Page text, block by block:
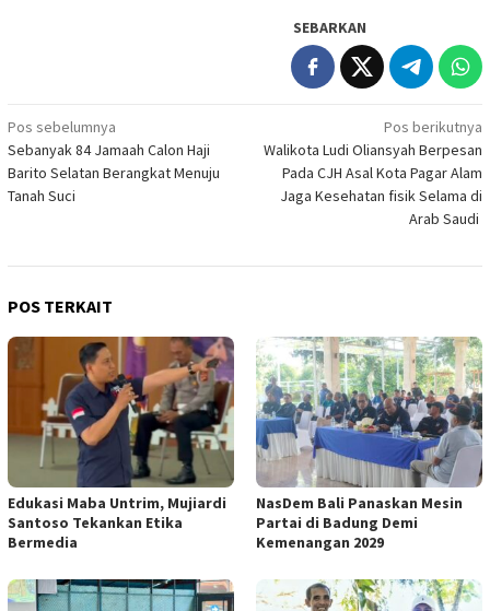
SEBARKAN
Navigasi
pos
Pos sebelumnya
Sebanyak 84 Jamaah Calon Haji
Barito Selatan Berangkat Menuju
Tanah Suci
Pos berikutnya
Walikota Ludi Oliansyah Berpesan
Pada CJH Asal Kota Pagar Alam
Jaga Kesehatan fisik Selama di
Arab Saudi
POS TERKAIT
Edukasi Maba Untrim, Mujiardi
Santoso Tekankan Etika
Bermedia
NasDem Bali Panaskan Mesin
Partai di Badung Demi
Kemenangan 2029